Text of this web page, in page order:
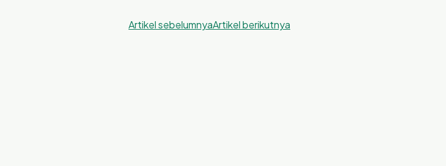
Artikel sebelumnyaArtikel berikutnya